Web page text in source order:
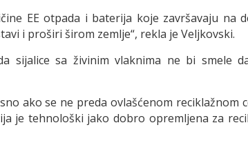
EE otpada i baterija koje završavaju na
i proširi širom zemlje“, rekla je Veljkovski.
sijalice sa živinim vlaknima ne bi smele
ako se ne preda ovlašćenom reciklažnom
je tehnološki jako dobro opremljena za